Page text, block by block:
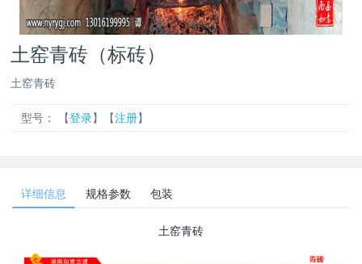
土窑青砖（标砖）
土窑青砖
型号： 【登录】【注册】
详细信息 规格参数 包装
土窑青砖